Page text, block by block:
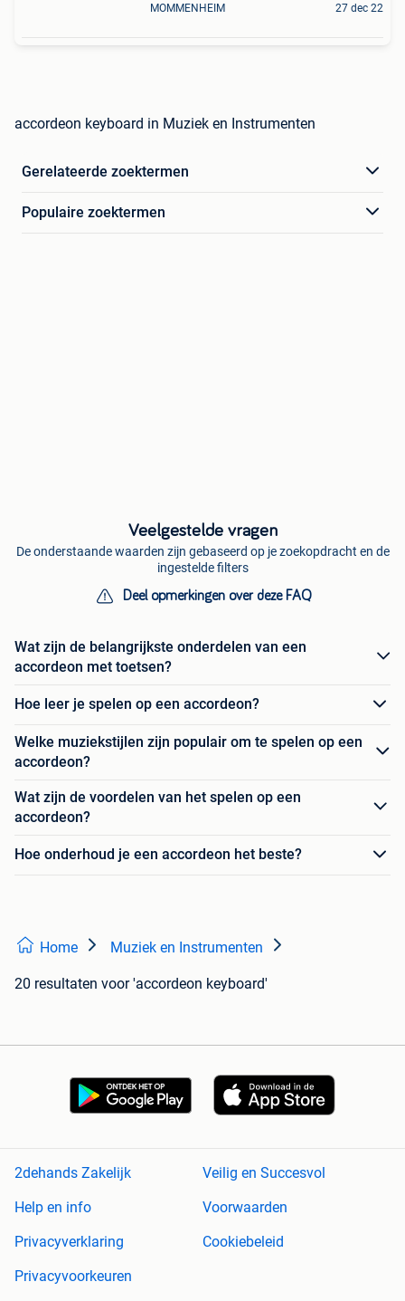
MOMMENHEIM 27 dec 22
accordeon keyboard in Muziek en Instrumenten
Gerelateerde zoektermen
Populaire zoektermen
Veelgestelde vragen
De onderstaande waarden zijn gebaseerd op je zoekopdracht en de
ingestelde filters
Deel opmerkingen over deze FAQ
Wat zijn de belangrijkste onderdelen van een
accordeon met toetsen?
Hoe leer je spelen op een accordeon?
Welke muziekstijlen zijn populair om te spelen op een
accordeon?
Wat zijn de voordelen van het spelen op een
accordeon?
Hoe onderhoud je een accordeon het beste?
Home Muziek en Instrumenten
20 resultaten voor 'accordeon keyboard'
2dehands Zakelijk
Veilig en Succesvol
Help en info
Voorwaarden
Privacyverklaring
Cookiebeleid
Privacyvoorkeuren